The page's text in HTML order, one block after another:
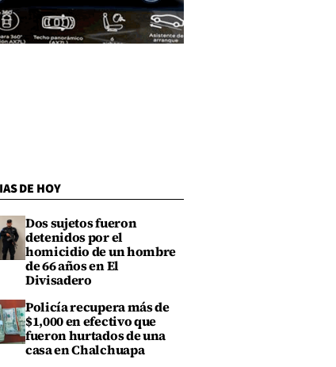
DE HOY
Dos sujetos fueron
detenidos por el
homicidio de un hombre
de 66 años en El
Divisadero
Policía recupera más de
$1,000 en efectivo que
fueron hurtados de una
casa en Chalchuapa